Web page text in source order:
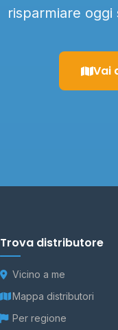
risparmiare
Vai
Trova distributore
Vicino a me
Mappa distributori
Per regione